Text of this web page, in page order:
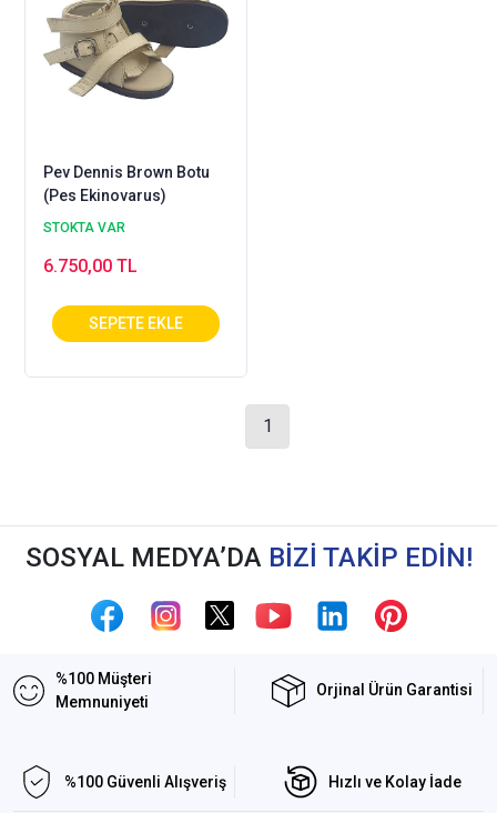
Pev Dennis Brown Botu
(Pes Ekinovarus)
STOKTA VAR
6.750,00 TL
1
SOSYAL MEDYA’DA BİZİ TAKİP EDİN!
%100 Müşteri
Memnuniyeti
Orjinal Ürün Garantisi
%100 Güvenli Alışveriş Hızlı ve Kolay İade